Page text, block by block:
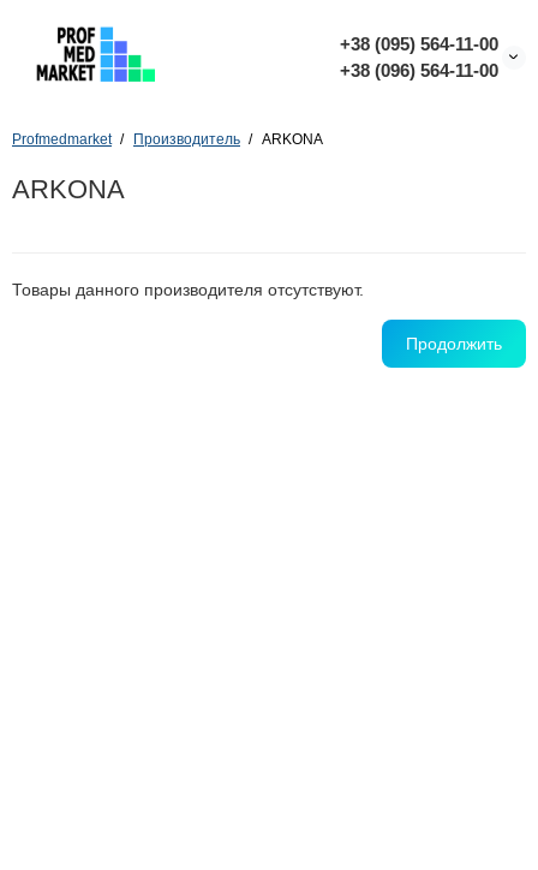
+38 (095) 564-11-00
+38 (096) 564-11-00
Profmedmarket Производитель ARKONA
ARKONA
Товары данного производителя отсутствуют.
Продолжить